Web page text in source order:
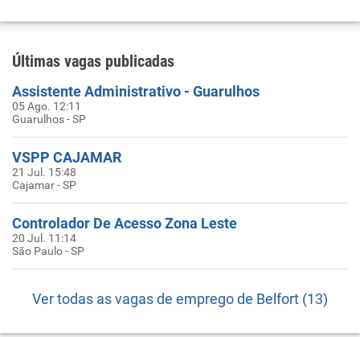
Últimas vagas publicadas
Assistente Administrativo - Guarulhos
05 Ago. 12:11
Guarulhos - SP
VSPP CAJAMAR
21 Jul. 15:48
Cajamar - SP
Controlador De Acesso Zona Leste
20 Jul. 11:14
São Paulo - SP
Ver todas as vagas de emprego de Belfort (13)